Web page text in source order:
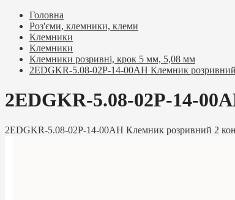
Головна
Роз'єми, клемники, клеми
Клемники
Клемники
Клемники розривні, крок 5 мм, 5,08 мм
2EDGKR-5.08-02P-14-00AH Клемник
2EDGKR-5.08-02P-14-
2EDGKR-5.08-02P-14-00AH Клемник розривний 2